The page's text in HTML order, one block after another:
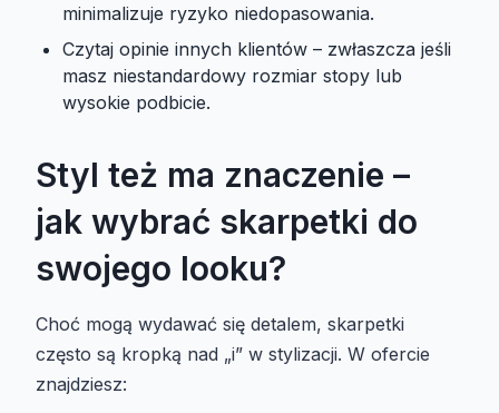
minimalizuje ryzyko niedopasowania.
Czytaj opinie innych klientów – zwłaszcza jeśli
masz niestandardowy rozmiar stopy lub
wysokie podbicie.
Styl też ma znaczenie –
jak wybrać skarpetki do
swojego looku?
Choć mogą wydawać się detalem, skarpetki
często są kropką nad „i” w stylizacji. W ofercie
znajdziesz: